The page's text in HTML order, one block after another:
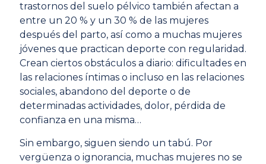
trastornos del suelo pélvico también afectan a
entre un 20 % y un 30 % de las mujeres
después del parto, así como a muchas mujeres
jóvenes que practican deporte con regularidad.
Crean ciertos obstáculos a diario: dificultades en
las relaciones íntimas o incluso en las relaciones
sociales, abandono del deporte o de
determinadas actividades, dolor, pérdida de
confianza en una misma…
Sin embargo, siguen siendo un tabú. Por
vergüenza o ignorancia, muchas mujeres no se